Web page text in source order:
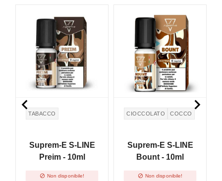
TABACCO
Suprem-E S-LINE
Preim - 10ml
 Non disponibile!
CIOCCOLATO COCCO
Suprem-E S-LINE
Bount - 10ml
 Non disponibile!
 